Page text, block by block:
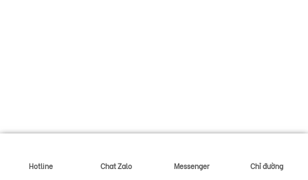
Hotline Chat Zalo Messenger Chỉ đường